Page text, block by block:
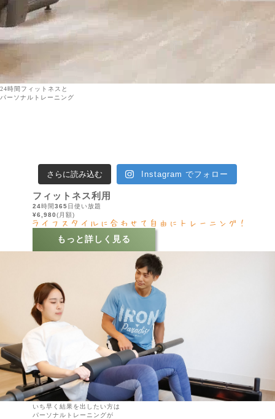
24時間フィットネスと
パーソナルトレーニング
さらに読み込む Instagram でフォロー
フィットネス利用
24時間365日使い放題
¥6,980(月額)
もっと詳しく見る
いち早く結果を出したい方は
パーソナルトレーニングが